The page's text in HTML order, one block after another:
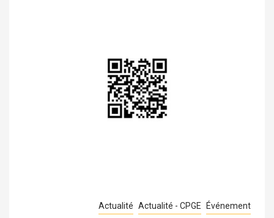
Actualité Actualité - CPGE Événement